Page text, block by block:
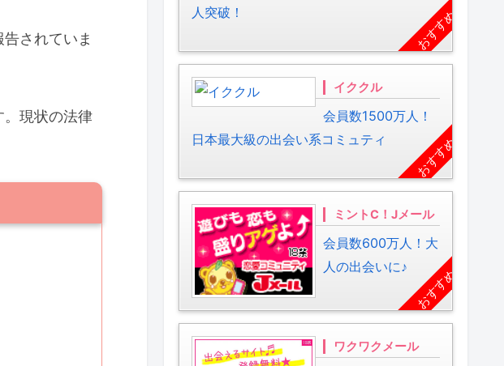
されていま
。現状の法律
人突破！
おすすめ
イククル
会員数1500万人！
日本最大級の出会い系コミュティ
おすすめ
ミントC！Jメール
会員数600万人！大
人の出会いに♪
おすすめ
ワクワクメール